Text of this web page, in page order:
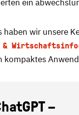
ein
haben wir unsere
–